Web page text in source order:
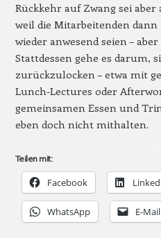
Rückkehr auf Zwang sei
weil die Mitarbeitenden
wieder anwesend seien –
Stattdessen gehe es darum,
zurückzulocken – etwa mit
Lunch-Lectures oder
gemeinsamen Essen und
eben doch nicht mithalten.
Teilen mit:
Facebook
WhatsApp E-Mail